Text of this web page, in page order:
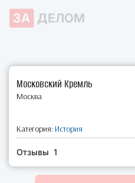
ЗА ДЕЛОМ
Московский Кремль
Москва
Категория:История
Отзывы 1